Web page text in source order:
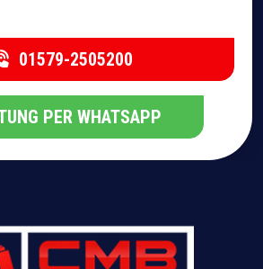
01579-2505200
PER WHATSAPP